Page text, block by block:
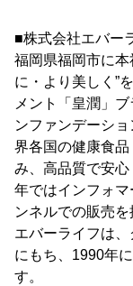
■株式会社エバー
福岡県福岡市に
に・より美しく”
メント「皇潤」
ンファンデーシ
界各国の健康食
み、高品質で安
年ではインフォ
ンネルでの販売を
エバーライフは
にもち、1990年
す。